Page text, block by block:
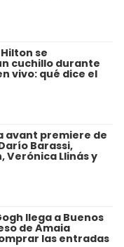
se
cuchillo durante
vivo: qué dice el
avant premiere de
Barassi,
Verónica Llinás y
llega a Buenos
de Amaia
las entradas